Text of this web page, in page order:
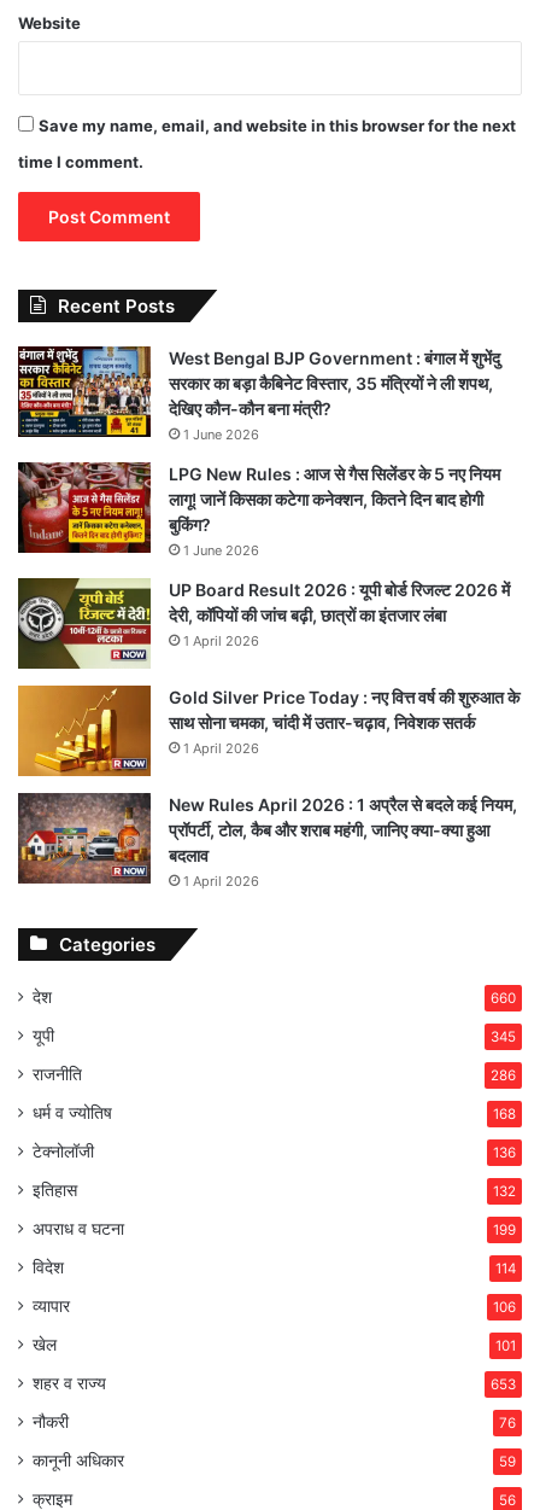
Website
Save my name, email, and website in this browser for the next
time I comment.
Recent Posts
West Bengal BJP Government : बंगाल में शुभेंदु
सरकार का बड़ा कैबिनेट विस्तार, 35 मंत्रियों ने ली शपथ,
देखिए कौन-कौन बना मंत्री?
1 June 2026
LPG New Rules : आज से गैस सिलेंडर के 5 नए नियम
लागू! जानें किसका कटेगा कनेक्शन, कितने दिन बाद होगी
बुकिंग?
1 June 2026
UP Board Result 2026 : यूपी बोर्ड रिजल्ट 2026 में
देरी, कॉपियों की जांच बढ़ी, छात्रों का इंतजार लंबा
1 April 2026
Gold Silver Price Today : नए वित्त वर्ष की शुरुआत के
साथ सोना चमका, चांदी में उतार-चढ़ाव, निवेशक सतर्क
1 April 2026
New Rules April 2026 : 1 अप्रैल से बदले कई नियम,
प्रॉपर्टी, टोल, कैब और शराब महंगी, जानिए क्या-क्या हुआ
बदलाव
1 April 2026
Categories
देश 660
यूपी 345
राजनीति 286
धर्म व ज्योतिष 168
टेक्नोलॉजी 136
इतिहास 132
अपराध व घटना 199
विदेश 114
व्यापार 106
खेल 101
शहर व राज्य 653
नौकरी 76
कानूनी अधिकार 59
क्राइम 56